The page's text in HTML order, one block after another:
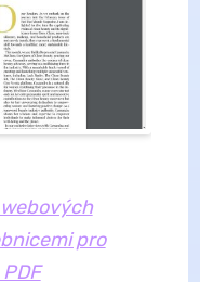
pro